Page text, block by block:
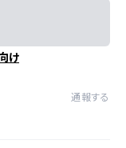
け
通報する